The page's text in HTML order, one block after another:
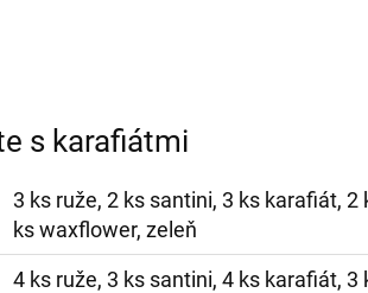
s karafiátmi
3 ks ruže, 2 ks santini, 3 ks karafiát, 2
ks waxflower, zeleň
4 ks ruže, 3 ks santini, 4 ks karafiát, 3